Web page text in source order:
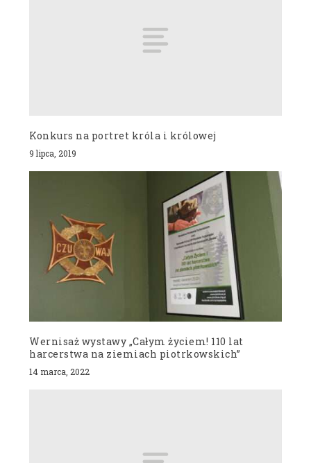
Konkurs na portret króla i królowej
9 lipca, 2019
Wernisaż wystawy „Całym życiem! 110 lat
harcerstwa na ziemiach piotrkowskich”
14 marca, 2022